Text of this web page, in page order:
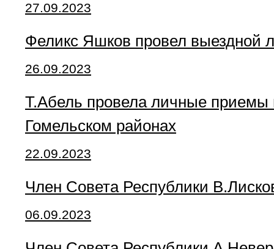
27.09.2023
Феликс Яшков провел выездной
26.09.2023
Т.Абель провела личные
Гомельском районах
22.09.2023
Член Совета Республики
06.09.2023